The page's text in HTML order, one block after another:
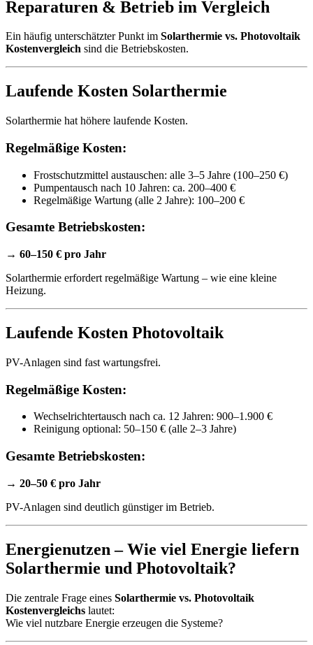
Reparaturen & Betrieb im Vergleich
Ein häufig unterschätzter Punkt im Solarthermie vs. Photovoltaik
Kostenvergleich sind die Betriebskosten.
Laufende Kosten Solarthermie
Solarthermie hat höhere laufende Kosten.
Regelmäßige Kosten:
Frostschutzmittel austauschen: alle 3–5 Jahre (100–250 €)
Pumpentausch nach 10 Jahren: ca. 200–400 €
Regelmäßige Wartung (alle 2 Jahre): 100–200 €
Gesamte Betriebskosten:
→ 60–150 € pro Jahr
Solarthermie erfordert regelmäßige Wartung – wie eine kleine
Heizung.
Laufende Kosten Photovoltaik
PV-Anlagen sind fast wartungsfrei.
Regelmäßige Kosten:
Wechselrichtertausch nach ca. 12 Jahren: 900–1.900 €
Reinigung optional: 50–150 € (alle 2–3 Jahre)
Gesamte Betriebskosten:
→ 20–50 € pro Jahr
PV-Anlagen sind deutlich günstiger im Betrieb.
Energienutzen – Wie viel Energie liefern
Solarthermie und Photovoltaik?
Die zentrale Frage eines Solarthermie vs. Photovoltaik
Kostenvergleichs lautet:
Wie viel nutzbare Energie erzeugen die Systeme?